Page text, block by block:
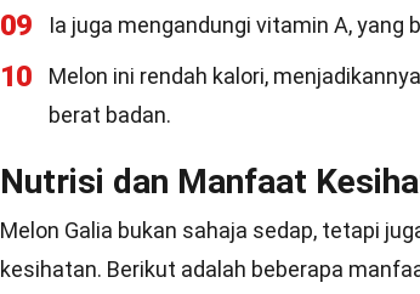
09 Ia juga mengandungi vitamin A, yang
10
Melon ini rendah kalori,
berat badan.
Nutrisi dan Manfaat
Melon Galia bukan sahaja sedap, tetapi
kesihatan. Berikut adalah beberapa